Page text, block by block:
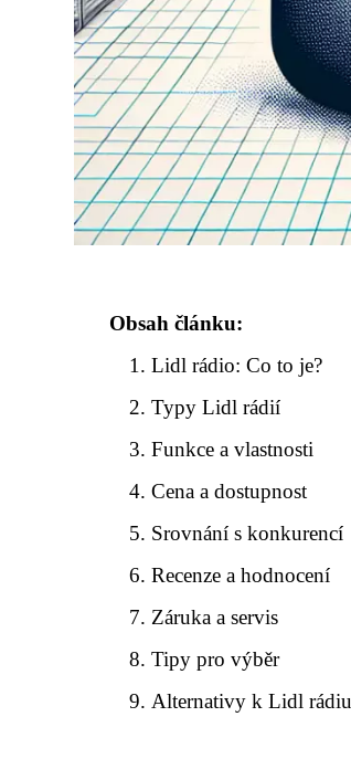
Obsah článku:
Lidl rádio: Co to je?
Typy Lidl rádií
Funkce a vlastnosti
Cena a dostupnost
Srovnání s konkurencí
Recenze a hodnocení
Záruka a servis
Tipy pro výběr
Alternativy k Lidl rádiu